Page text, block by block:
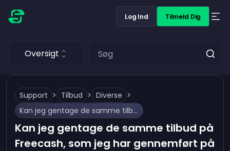
Log Ind Tilmeld Dig
Oversigt
Support > Tilbud > Diverse >
Kan jeg gentage de samme tilbud på Freecash, som jeg har gennemført på andre sider?
Kan jeg gentage de samme tilbud på
Freecash, som jeg har gennemført på